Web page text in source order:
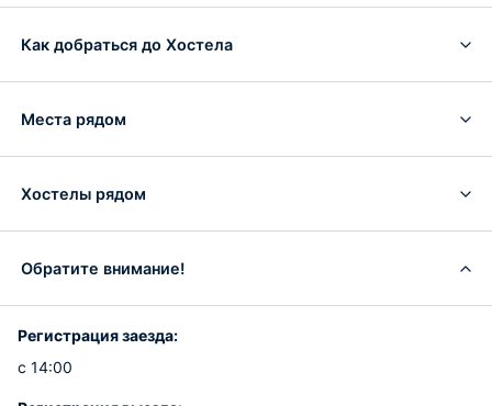
Как добраться до Хостела
Места рядом
Хостелы рядом
Обратите внимание!
Регистрация заезда:
с 14:00